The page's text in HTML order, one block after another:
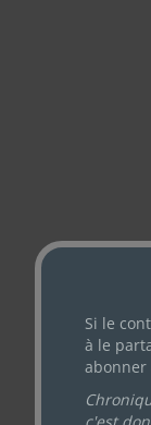
Si le
à le
abonner